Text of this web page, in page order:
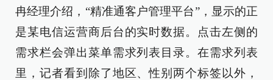
冉经理介绍，“精准通客户管理平台”，显示的正
是某电信运营商后台的实时数据。点击左侧的
需求栏会弹出菜单需求列表目录。在需求列表
里，记者看到除了地区、性别两个标签以外，